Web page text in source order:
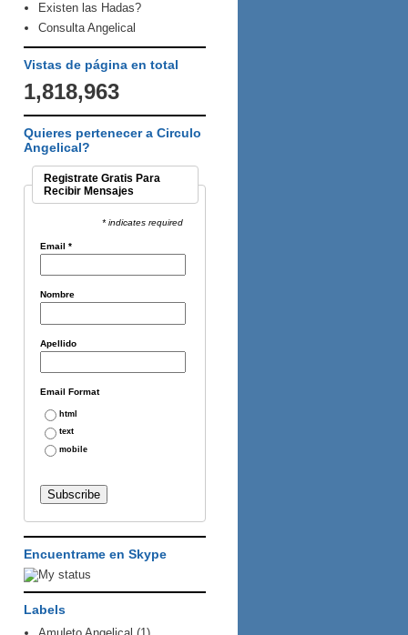
Existen las Hadas?
Consulta Angelical
Vistas de página en total
1,818,963
Quieres pertenecer a Circulo
Angelical?
Registrate Gratis Para
Recibir Mensajes
* indicates required
Email *
Nombre
Apellido
Email Format
html
text
mobile
Encuentrame en Skype
Labels